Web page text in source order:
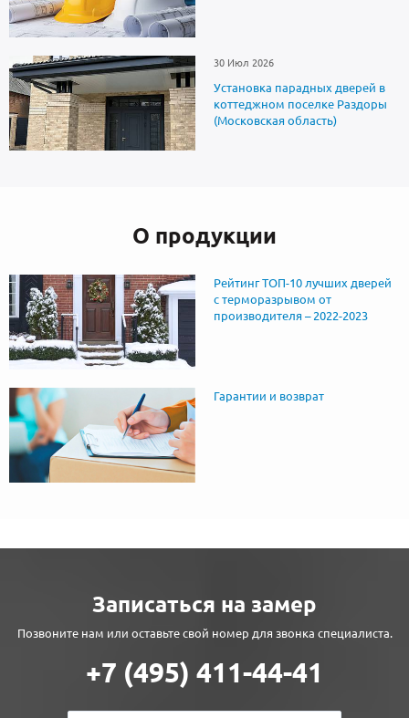
30 Июл 2026
Установка парадных дверей в
коттеджном поселке Раздоры
(Московская область)
О продукции
Рейтинг ТОП-10 лучших дверей
с терморазрывом от
производителя – 2022-2023
Гарантии и возврат
Записаться на замер
Позвоните нам или оставьте свой номер для звонка специалиста.
+7 (495) 411-44-41